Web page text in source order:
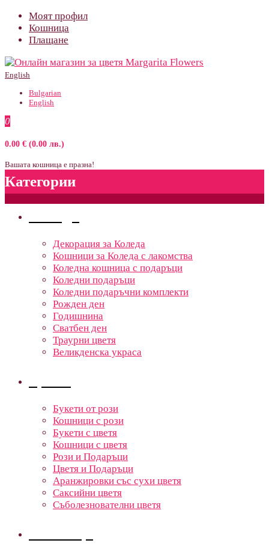
Моят профил
Кошница
Плащане
English
Bulgarian
English
0
0.00 € (0.00 лв.)
Вашата кошница е празна!
Категории
Декорация за Коледа
Кошници за Коледа с лакомства
Коледна кошница с подаръци
Коледни подаръци
Коледни подаръчни комплекти
Рожден ден
Годишнина
Сватбен ден
Траурни цветя
Великденска украса
Букети от рози
Кошници с рози
Букети с цветя
Кошници с цветя
Рози и Подаръци
Цветя и Подаръци
Аранжировки със сухи цветя
Саксийни цветя
Съболезнователни цветя